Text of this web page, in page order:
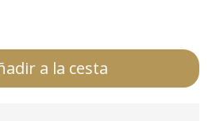
a la cesta